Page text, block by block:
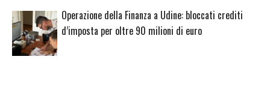
Operazione della Finanza a Udine: bloccati crediti
d’imposta per oltre 90 milioni di euro